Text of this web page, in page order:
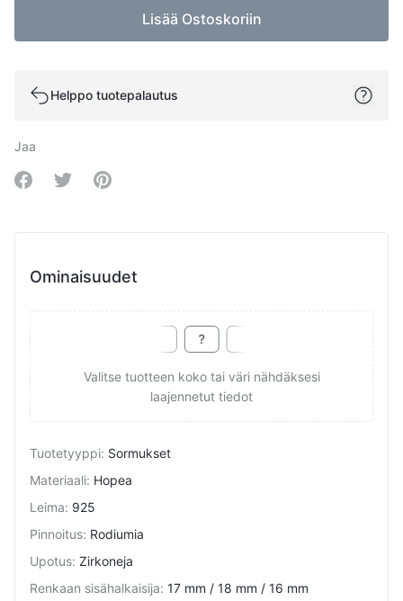
Lisää Ostoskoriin
Helppo tuotepalautus
Jaa
Share on Facebook
Share on Twitter
Share on Pinterest
Ominaisuudet
Valitse tuotteen koko tai väri nähdäksesi
laajennetut tiedot
Tuotetyyppi: Sormukset
Materiaali: Hopea
Leima: 925
Pinnoitus: Rodiumia
Upotus: Zirkoneja
Renkaan sisähalkaisija: 17 mm / 18 mm / 16 mm